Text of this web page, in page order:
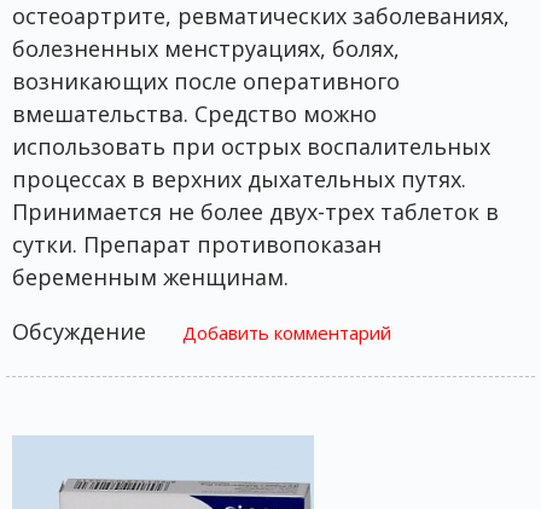
остеоартрите, ревматических заболеваниях,
болезненных менструациях, болях,
возникающих после оперативного
вмешательства. Средство можно
использовать при острых воспалительных
процессах в верхних дыхательных путях.
Принимается не более двух-трех таблеток в
сутки. Препарат противопоказан
беременным женщинам.
Обсуждение
Добавить комментарий